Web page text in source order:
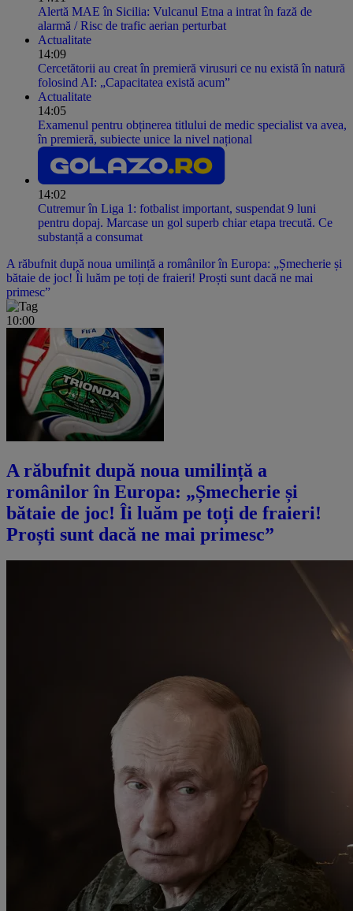
Alertă MAE în Sicilia: Vulcanul Etna a intrat în fază de
alarmă / Risc de trafic aerian perturbat
Actualitate
14:09
Cercetătorii au creat în premieră virusuri ce nu există în natură
folosind AI: „Capacitatea există acum”
Actualitate
14:05
Examenul pentru obținerea titlului de medic specialist va avea,
în premieră, subiecte unice la nivel național
14:02
Cutremur în Liga 1: fotbalist important, suspendat 9 luni
pentru dopaj. Marcase un gol superb chiar etapa trecută. Ce
substanță a consumat
A răbufnit după noua umilință a românilor în Europa: „Șmecherie și
bătaie de joc! Îi luăm pe toți de fraieri! Proști sunt dacă ne mai
primesc”
10:00
A răbufnit după noua umilință a
românilor în Europa: „Șmecherie și
bătaie de joc! Îi luăm pe toți de fraieri!
Proști sunt dacă ne mai primesc”